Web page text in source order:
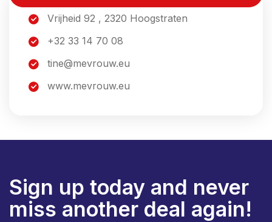
Vrijheid 92 , 2320 Hoogstraten
+32 33 14 70 08
tine@mevrouw.eu
www.mevrouw.eu
Sign up today and never
miss another deal again!